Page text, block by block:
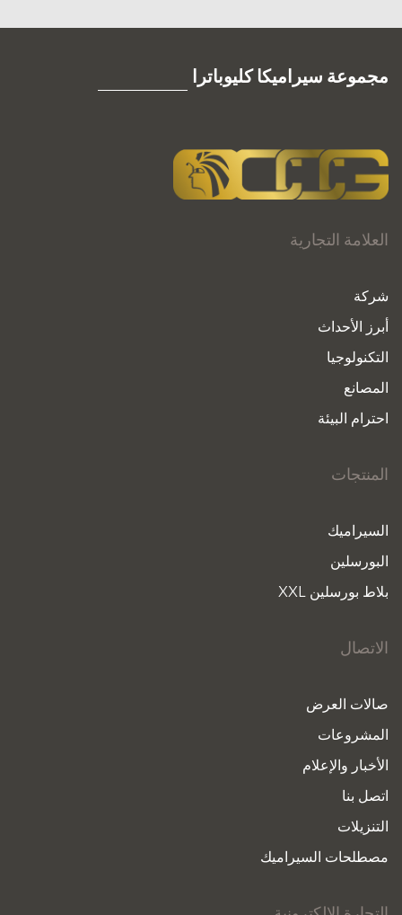
مجموعة سيراميكا كليوباترا
العلامة التجارية
شركة
أبرز الأحداث
التكنولوجيا
المصانع
احترام البيئة
المنتجات
السيراميك
البورسلين
بلاط بورسلين XXL
الاتصال
صالات العرض
المشروعات
الأخبار والإعلام
اتصل بنا
التنزيلات
مصطلحات السيراميك